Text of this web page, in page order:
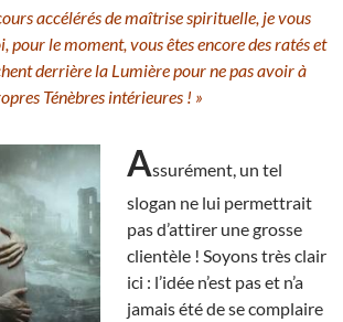
accélérés de maîtrise spirituelle, je vous
pour le moment, vous êtes encore des ratés et
derrière la Lumière pour ne pas avoir à
Ténèbres intérieures ! »
Assurément, un tel
slogan ne lui permettrait
pas d’attirer une grosse
clientèle ! Soyons très clair
ici : l’idée n’est pas et n’a
jamais été de se complaire